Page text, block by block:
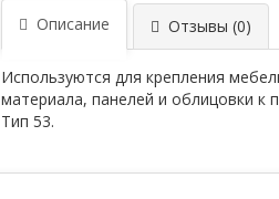
Описание Отзывы (0)
Используются для крепления
материала, панелей и облицовки к
Тип 53.